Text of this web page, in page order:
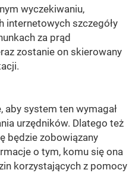
wyczekiwaniu,
internetowych szczegóły
za prąd
zostanie on skierowany
system ten wymagał
urzędników. Dlatego też
będzie zobowiązany
o tym, komu się ona
korzystających z pomocy